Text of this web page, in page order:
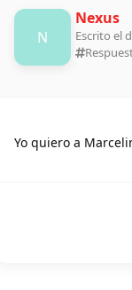
N
Nexus
Escrito el
Yo quiero a